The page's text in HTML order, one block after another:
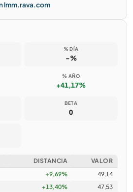
lmm.rava.com
% DÍA
-%
% AÑO
+41,17%
BETA
0
DISTANCIA
VALOR
+9,69%
49,14
+13,40%
47,53